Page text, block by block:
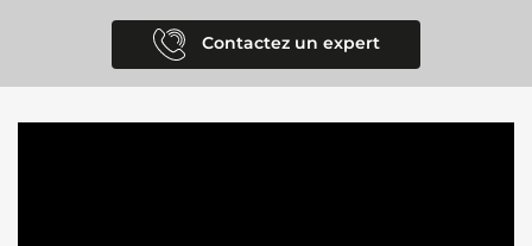
Contactez un expert